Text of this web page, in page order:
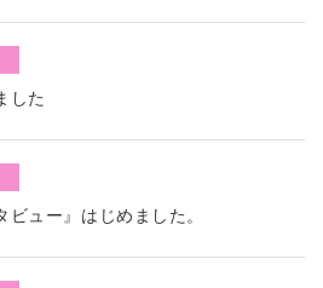
した
ュー』はじめました。